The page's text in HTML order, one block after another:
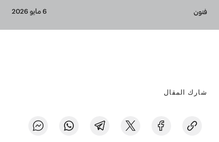
Breadcrumbفنون
شارك المقال